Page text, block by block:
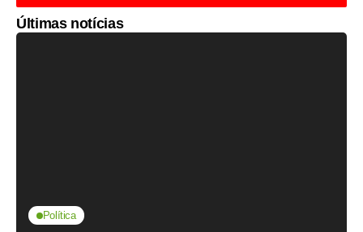
Últimas notícias
Política